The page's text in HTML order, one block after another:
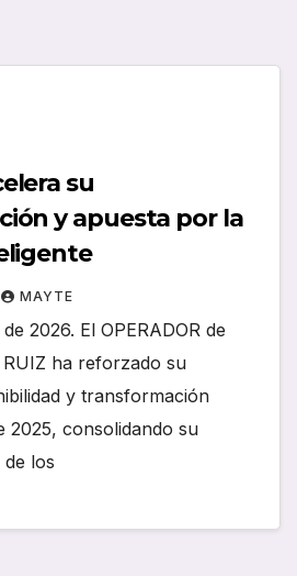
su
y apuesta por la
MAYTE
2026. El OPERADOR de
ha reforzado su
y transformación
2025, consolidando su
los